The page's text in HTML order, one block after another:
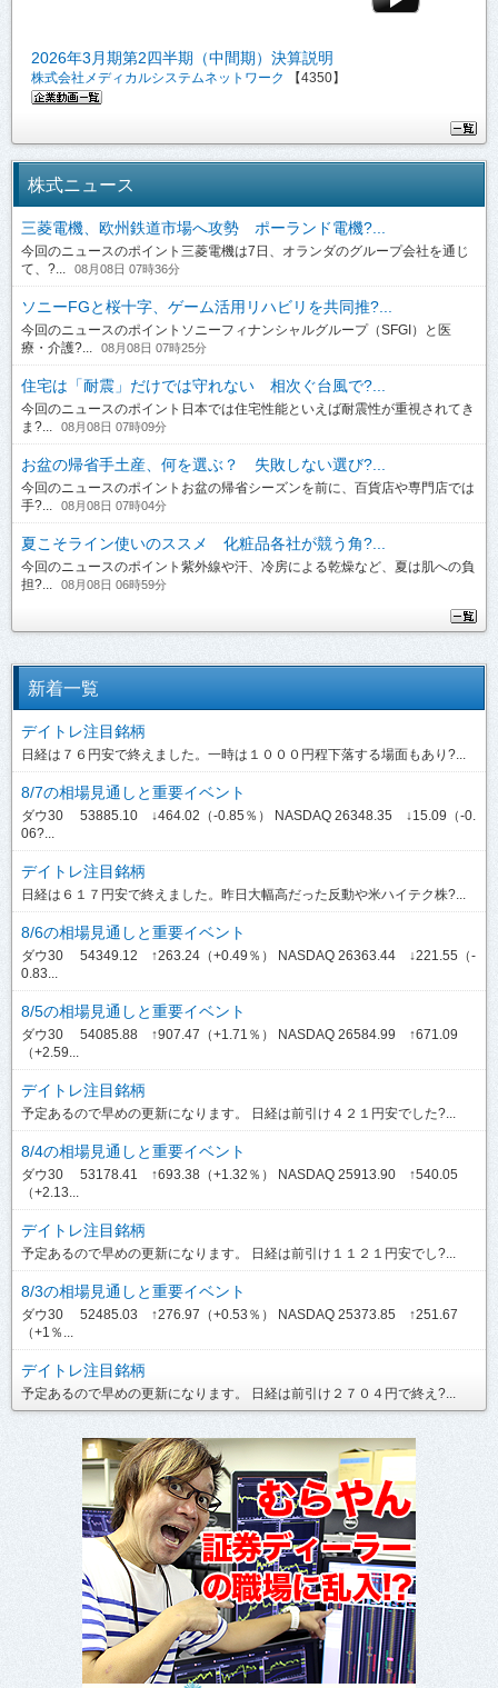
2026年3月期第2四半期（中間期）決算説明
株式会社メディカルシステムネットワーク 【4350】
株式ニュース
三菱電機、欧州鉄道市場へ攻勢 ポーランド電機?...
今回のニュースのポイント三菱電機は7日、オランダのグループ会社を通じ
て、?...
08月08日 07時36分
ソニーFGと桜十字、ゲーム活用リハビリを共同推?...
今回のニュースのポイントソニーフィナンシャルグループ（SFGI）と医
療・介護?...
08月08日 07時25分
住宅は「耐震」だけでは守れない 相次ぐ台風で?...
今回のニュースのポイント日本では住宅性能といえば耐震性が重視されてき
ま?...
08月08日 07時09分
お盆の帰省手土産、何を選ぶ？ 失敗しない選び?...
今回のニュースのポイントお盆の帰省シーズンを前に、百貨店や専門店では
手?...
08月08日 07時04分
夏こそライン使いのススメ 化粧品各社が競う角?...
今回のニュースのポイント紫外線や汗、冷房による乾燥など、夏は肌への負
担?...
08月08日 06時59分
新着一覧
デイトレ注目銘柄
日経は７６円安で終えました。一時は１０００円程下落する場面もあり?...
8/7の相場見通しと重要イベント
ダウ30 53885.10 ↓464.02（-0.85％） NASDAQ 26348.35 ↓15.09（-0.
06?...
デイトレ注目銘柄
日経は６１７円安で終えました。昨日大幅高だった反動や米ハイテク株?...
8/6の相場見通しと重要イベント
ダウ30 54349.12 ↑263.24（+0.49％） NASDAQ 26363.44 ↓221.55（-
0.83...
8/5の相場見通しと重要イベント
ダウ30 54085.88 ↑907.47（+1.71％） NASDAQ 26584.99 ↑671.09
（+2.59...
デイトレ注目銘柄
予定あるので早めの更新になります。 日経は前引け４２１円安でした?...
8/4の相場見通しと重要イベント
ダウ30 53178.41 ↑693.38（+1.32％） NASDAQ 25913.90 ↑540.05
（+2.13...
デイトレ注目銘柄
予定あるので早めの更新になります。 日経は前引け１１２１円安でし?...
8/3の相場見通しと重要イベント
ダウ30 52485.03 ↑276.97（+0.53％） NASDAQ 25373.85 ↑251.67
（+1％...
デイトレ注目銘柄
予定あるので早めの更新になります。 日経は前引け２７０４円で終え?...